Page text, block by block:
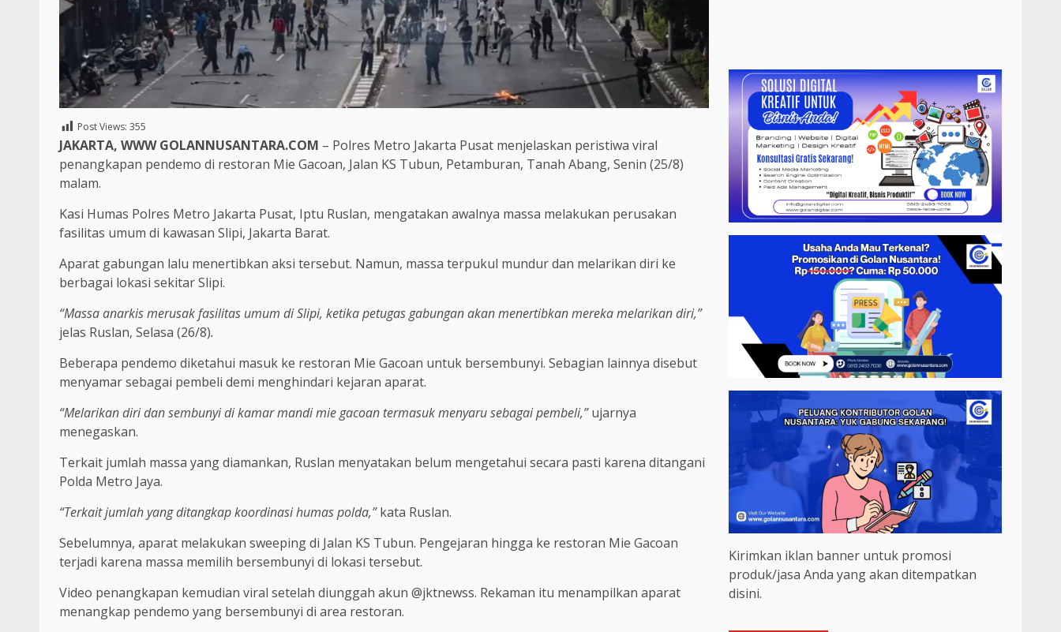
Post Views: 355
JAKARTA, WWW GOLANNUSANTARA.COM – Polres Metro Jakarta Pusat menjelaskan peristiwa viral
penangkapan pendemo di restoran Mie Gacoan, Jalan KS Tubun, Petamburan, Tanah Abang, Senin (25/8)
malam.
Kasi Humas Polres Metro Jakarta Pusat, Iptu Ruslan, mengatakan awalnya massa melakukan perusakan
fasilitas umum di kawasan Slipi, Jakarta Barat.
Aparat gabungan lalu menertibkan aksi tersebut. Namun, massa terpukul mundur dan melarikan diri ke
berbagai lokasi sekitar Slipi.
“Massa anarkis merusak fasilitas umum di Slipi, ketika petugas gabungan akan menertibkan mereka melarikan diri,”
jelas Ruslan, Selasa (26/8).
Beberapa pendemo diketahui masuk ke restoran Mie Gacoan untuk bersembunyi. Sebagian lainnya disebut
menyamar sebagai pembeli demi menghindari kejaran aparat.
“Melarikan diri dan sembunyi di kamar mandi mie gacoan termasuk menyaru sebagai pembeli,”ujarnya
menegaskan.
Terkait jumlah massa yang diamankan, Ruslan menyatakan belum mengetahui secara pasti karena ditangani
Polda Metro Jaya.
“Terkait jumlah yang ditangkap koordinasi humas polda,”kata Ruslan.
Sebelumnya, aparat melakukan sweeping di Jalan KS Tubun. Pengejaran hingga ke restoran Mie Gacoan
terjadi karena massa memilih bersembunyi di lokasi tersebut.
Video penangkapan kemudian viral setelah diunggah akun @jktnewss. Rekaman itu menampilkan aparat
menangkap pendemo yang bersembunyi di area restoran.
Kirimkan iklan banner untuk promosi
produk/jasa Anda yang akan ditempatkan
disini.